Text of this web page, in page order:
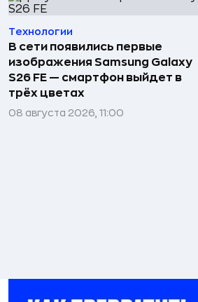
Технологии
В сети появились первые
изображения Samsung Galaxy
S26 FE — смартфон выйдет в
трёх цветах
08 августа 2026, 11:00